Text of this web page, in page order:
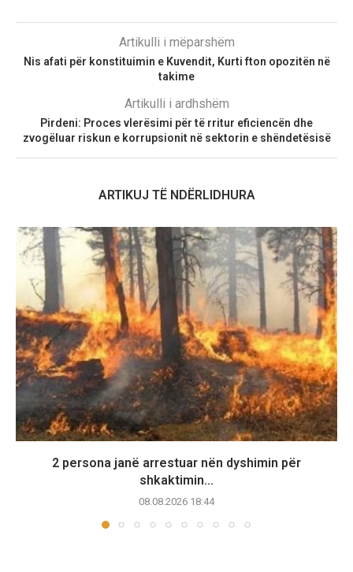
Artikulli i mëparshëm
Nis afati për konstituimin e Kuvendit, Kurti fton opozitën në
takime
Artikulli i ardhshëm
Pirdeni: Proces vlerësimi për të rritur eficiencën dhe
zvogëluar riskun e korrupsionit në sektorin e shëndetësisë
ARTIKUJ TË NDËRLIDHURA
2 persona janë arrestuar nën dyshimin për
shkaktimin...
08.08.2026 18:44